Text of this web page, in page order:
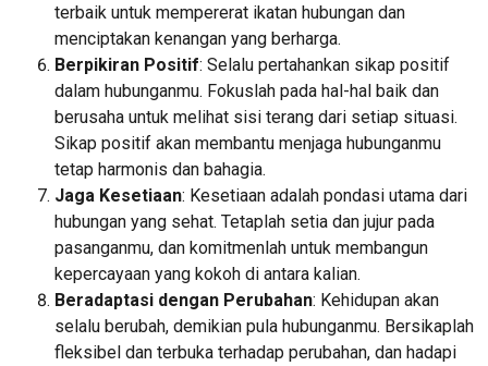
terbaik untuk mempererat ikatan hubungan dan
menciptakan kenangan yang berharga.
Berpikiran Positif: Selalu pertahankan sikap positif
dalam hubunganmu. Fokuslah pada hal-hal baik dan
berusaha untuk melihat sisi terang dari setiap situasi.
Sikap positif akan membantu menjaga hubunganmu
tetap harmonis dan bahagia.
Jaga Kesetiaan: Kesetiaan adalah pondasi utama dari
hubungan yang sehat. Tetaplah setia dan jujur pada
pasanganmu, dan komitmenlah untuk membangun
kepercayaan yang kokoh di antara kalian.
Beradaptasi dengan Perubahan: Kehidupan akan
selalu berubah, demikian pula hubunganmu. Bersikaplah
fleksibel dan terbuka terhadap perubahan, dan hadapi